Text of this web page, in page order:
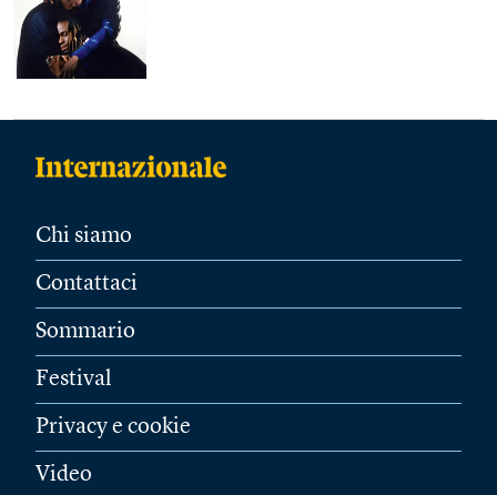
Chi siamo
Contattaci
Sommario
Festival
Privacy e cookie
Video